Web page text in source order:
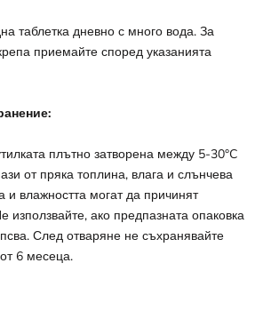
таблетка дневно с много вода. За
приемайте според указанията
плътно затворена между 5-30°C
от пряка топлина, влага и слънчева
и влажността могат да причинят
използвайте, ако предпазната опаковка
След отваряне не съхранявайте
6 месеца.